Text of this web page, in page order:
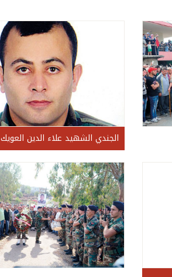
الجندي الشهيد علاء الدين العويك